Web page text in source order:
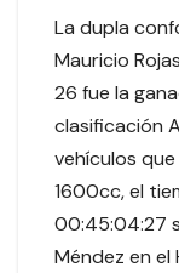
La dupla
Mauricio
26 fue la
clasificación
vehículos
1600cc, el
00:45:04:27
Méndez en